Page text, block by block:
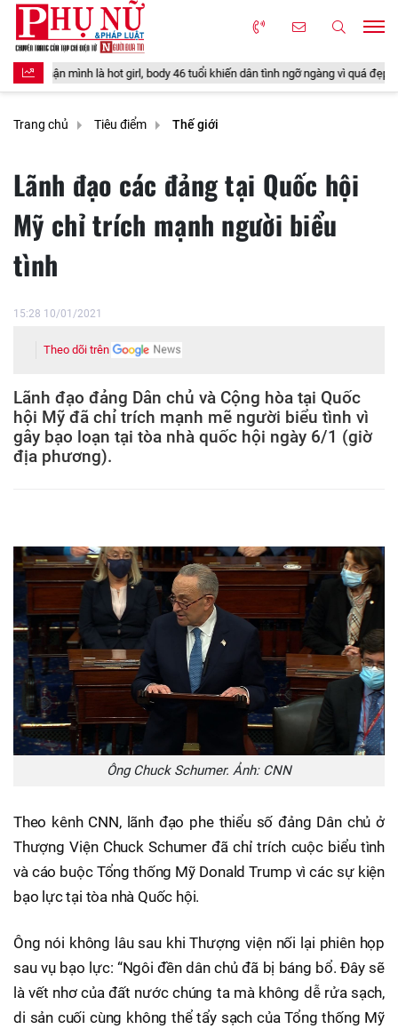
hot girl, body 46 tuổi khiến dân tình ngỡ ngàng vì quá đẹp Loại quả
Trang chủ Tiêu điểm Thế giới
Lãnh đạo các đảng tại Quốc hội
Mỹ chỉ trích mạnh người biểu
tình
15:28 10/01/2021
Theo dõi trên
Lãnh đạo đảng Dân chủ và Cộng hòa tại Quốc
hội Mỹ đã chỉ trích mạnh mẽ người biểu tình vì
gây bạo loạn tại tòa nhà quốc hội ngày 6/1 (giờ
địa phương).
Ông Chuck Schumer. Ảnh: CNN
Theo kênh CNN, lãnh đạo phe thiểu số đảng Dân chủ ở
Thượng Viện Chuck Schumer đã chỉ trích cuộc biểu tình
và cáo buộc Tổng thống Mỹ Donald Trump vì các sự kiện
bạo lực tại tòa nhà Quốc hội.
Ông nói không lâu sau khi Thượng viện nối lại phiên họp
sau vụ bạo lực: “Ngôi đền dân chủ đã bị báng bổ. Đây sẽ
là vết nhơ của đất nước chúng ta mà không dễ rửa sạch,
di sản cuối cùng không thể tẩy sạch của Tổng thống Mỹ